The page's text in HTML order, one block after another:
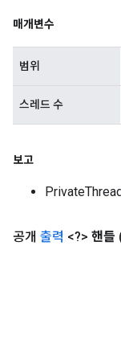
매개변수
범위
스레드 수
보고
공개 출력 <?> 핸들